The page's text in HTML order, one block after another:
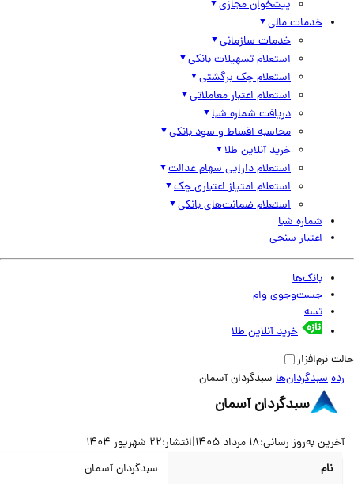
پیشخوان مجازی
خدمات مالی
خدمات سازمانی
استعلام تسهیلات بانکی
استعلام چک برگشتی
استعلام اعتبار معاملاتی
دریافت شماره شبا
محاسبه اقساط و سود بانکی
خرید آنلاین طلا
استعلام دارایی سهام عدالت
استعلام امتیاز اعتباری چک
استعلام ضمانت‌های بانکی
شماره شبا
اعتبار سنجی
بانک‌ها
جست‌وجوی وام
تسه
خرید آنلاین طلا
سبدگردان‌هاسبدگردان آسمان
سبدگردان آسمان
به‌روز رسانی:18 مرداد 1405 |انتشار:22 شهریور 1404
سبدگردان آسمان